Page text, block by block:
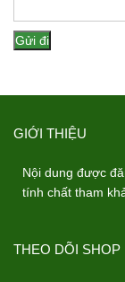
GIỚI THIỆU
Nội dung được
tính chất tham
THEO DÕI SHOP